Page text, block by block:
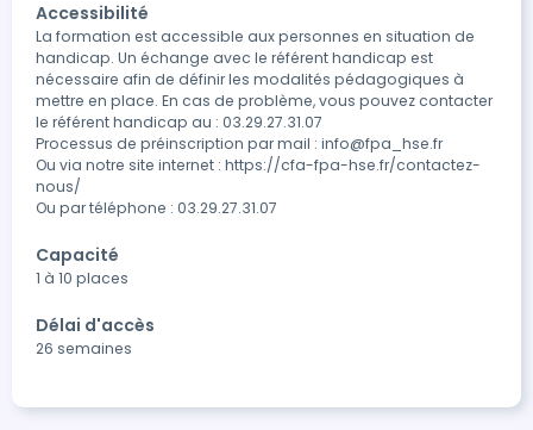
Accessibilité
La formation est accessible aux personnes en situation de
handicap. Un échange avec le référent handicap est
nécessaire afin de définir les modalités pédagogiques à
mettre en place. En cas de problème, vous pouvez contacter
le référent handicap au : 03.29.27.31.07
Processus de préinscription par mail : info@fpa_hse.fr
Ou via notre site internet : https://cfa-fpa-hse.fr/contactez-
nous/
Capacité
1 à 10 places
Délai d'accès
26 semaines